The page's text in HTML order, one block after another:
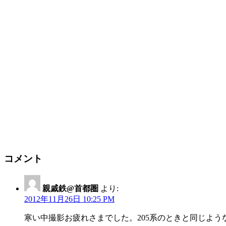
コメント
親戚鉄@首都圏 より:
2012年11月26日 10:25 PM
寒い中撮影お疲れさまでした。205系のときと同じよう